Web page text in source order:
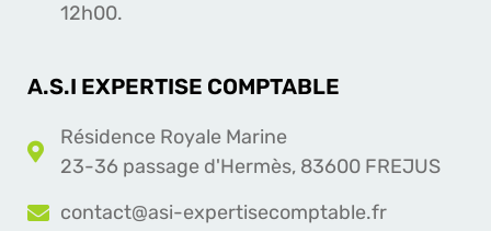
12h00.
A.S.I EXPERTISE COMPTABLE
Résidence Royale Marine
23-36 passage d'Hermès, 83600 FREJUS
contact@asi-expertisecomptable.fr